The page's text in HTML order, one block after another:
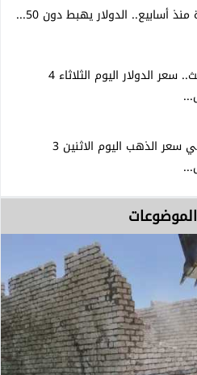
أسابيع.. الدولار يهبط دون 50...
آخر تحديث.. سعر الدولار اليوم الثلاثاء 4
تعرف علي سعر الذهب اليوم الاثنين 3